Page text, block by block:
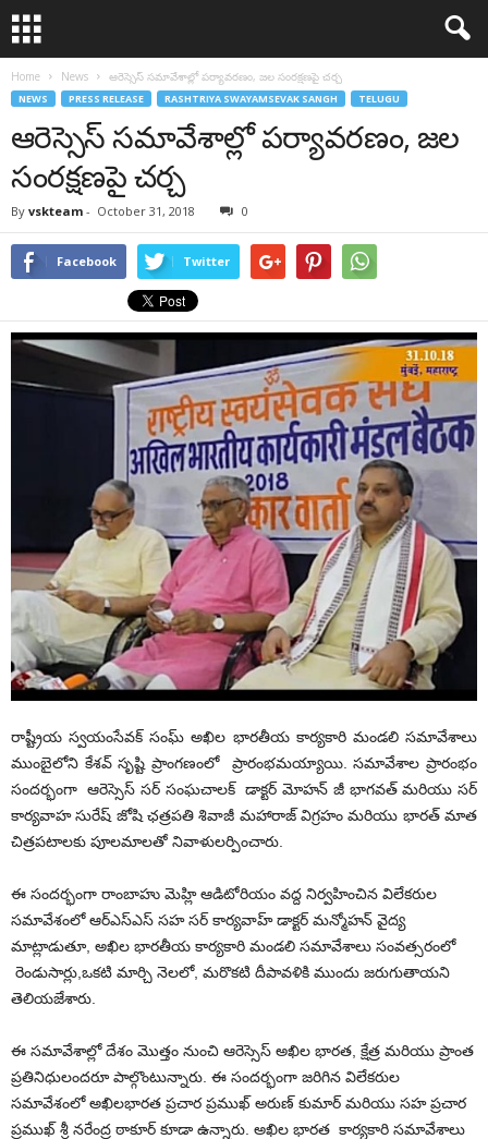
Home News ఆరెస్సెస్ సమావేశాల్లో పర్యావరణం, జల సంరక్షణపై చర్చ
NEWS PRESS RELEASE RASHTRIYA SWAYAMSEVAK SANGH TELUGU
ఆరెస్సెస్ సమావేశాల్లో పర్యావరణం, జల
సంరక్షణపై చర్చ
By vskteam - October 31, 2018 0
Facebook Twitter
రాష్ట్రీయ స్వయంసేవక్ సంఘ్ అఖిల భారతీయ కార్యకారి మండలి సమావేశాలు
ముంబైలోని కేశవ్ సృష్టి ప్రాంగణంలో ప్రారంభమయ్యాయి. సమావేశాల ప్రారంభం
సందర్భంగా ఆరెస్సెస్ సర్ సంఘచాలక్ డాక్టర్ మోహన్ జీ భాగవత్ మరియు సర్
కార్యవాహ సురేష్ జోషి ఛత్రపతి శివాజీ మహారాజ్ విగ్రహం మరియు భారత్ మాత
చిత్రపటాలకు పూలమాలతో నివాళులర్పించారు.
ఈ సందర్భంగా రాంబాహు మెహ్లి ఆడిటోరియం వద్ద నిర్వహించిన విలేకరుల
సమావేశంలో ఆర్ఎస్ఎస్ సహ సర్ కార్యవాహ్ డాక్టర్ మన్మోహన్ వైద్య
మాట్లాడుతూ, అఖిల భారతీయ కార్యకారి మండలి సమావేశాలు సంవత్సరంలో
రెండుసార్లు,ఒకటి మార్చి నెలలో, మరొకటి దీపావళికి ముందు జరుగుతాయని
తెలియజేశారు.
ఈ సమావేశాల్లో దేశం మొత్తం నుంచి ఆరెస్సెస్ అఖిల భారత, క్షేత్ర మరియు ప్రాంత
ప్రతినిధులందరూ పాల్గొంటున్నారు. ఈ సందర్భంగా జరిగిన విలేకరుల
సమావేశంలో అఖిలభారత ప్రచార ప్రముఖ్ అరుణ్ కుమార్ మరియు సహ ప్రచార
ప్రముఖ్ శ్రీ నరేంద్ర ఠాకూర్ కూడా ఉన్నారు. అఖిల భారత కార్యకారి సమావేశాలు